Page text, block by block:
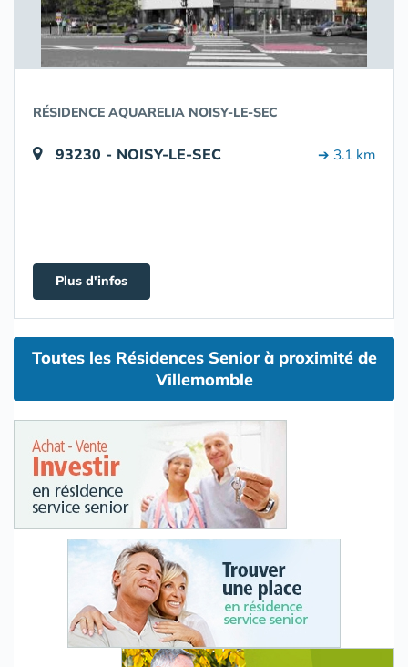
RÉSIDENCE AQUARELIA NOISY-LE-SEC
93230 - NOISY-LE-SEC ➔ 3.1 km
Plus d'infos
Toutes les Résidences Senior à proximité de
Villemomble